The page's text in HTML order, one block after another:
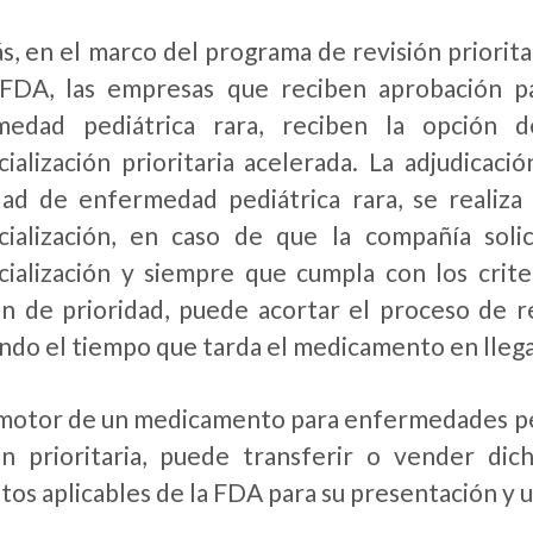
en el marco del programa de revisión
las empresas que reciben aprobación
pediátrica rara, reciben la opción
prioritaria acelerada. La
de enfermedad pediátrica rara, se
en caso de que la compañía
y siempre que cumpla con los
de prioridad, puede acortar el proceso de
el tiempo que tarda el medicamento en
de un medicamento para enfermedades
prioritaria, puede transferir o vender
aplicables de la FDA para su presentación y